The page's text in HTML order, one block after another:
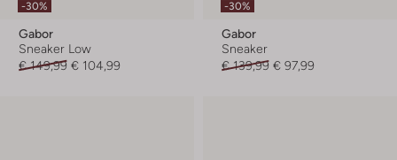
-30%
Gabor
Sneaker Low
€ 149,99 € 104,99
-30%
Gabor
Sneaker
€ 139,99 € 97,99